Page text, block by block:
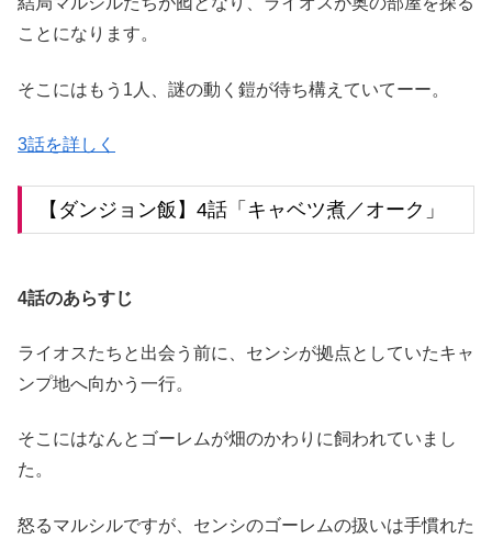
ことになります。
そこにはもう1人、謎の動く鎧が待ち構えていてーー。
3話を詳しく
【ダンジョン飯】4話「キャベツ煮／オーク」
4話のあらすじ
ライオスたちと出会う前に、センシが拠点としていたキャ
ンプ地へ向かう一行。
そこにはなんとゴーレムが畑のかわりに飼われていまし
た。
怒るマルシルですが、センシのゴーレムの扱いは手慣れた